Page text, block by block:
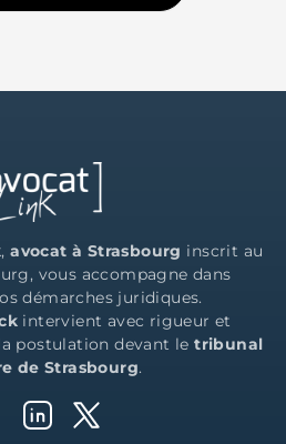
,avocat à Strasbourg inscrit au
vous accompagne dans
démarches juridiques.
intervient avec rigueur et
postulation devant letribunal
de Strasbourg.